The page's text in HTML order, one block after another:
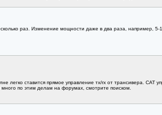
раз. Изменение мощности даже в два раза, например,
ставится прямое управление тх/rx от трансивера. CAT
по этим делам на форумах, смотрите поиском.